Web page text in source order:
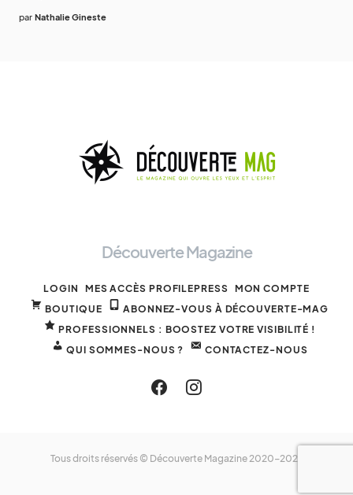
par Nathalie Gineste
Découverte Magazine
LOGIN MES ACCÈS PROFILEPRESS MON COMPTE
BOUTIQUE
ABONNEZ-VOUS À DÉCOUVERTE-MAG
PROFESSIONNELS : BOOSTEZ VOTRE VISIBILITÉ !
QUI SOMMES-NOUS ?
CONTACTEZ-NOUS
Tous droits réservés © Découverte Magazine 2020-2025